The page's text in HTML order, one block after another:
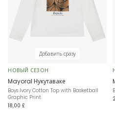
Добавить сразу
НОВЫЙ СЕЗОН
Mayoral Нукутаваке
Boys Ivory Cotton Top with Basketball
Graphic Print
18,00 £